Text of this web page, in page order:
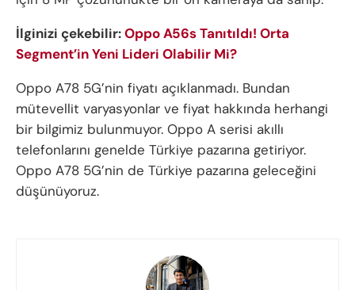
İlginizi çekebilir:Oppo A56s Tanıtıldı! Orta
Segment’in Yeni Lideri Olabilir Mi?
Oppo A78 5G’nin fiyatı açıklanmadı. Bundan
mütevellit varyasyonlar ve fiyat hakkında herhangi
bir bilgimiz bulunmuyor. Oppo A serisi akıllı
telefonlarını genelde Türkiye pazarına getiriyor.
Oppo A78 5G’nin de Türkiye pazarına geleceğini
düşünüyoruz.